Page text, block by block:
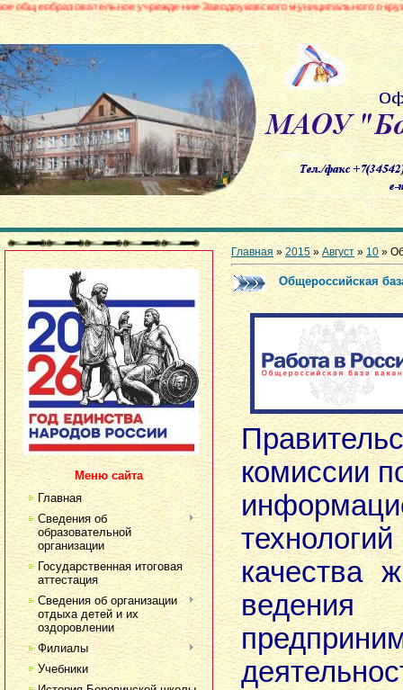
учреждение Заводоуковского муниципального округа
Меню сайта
Главная
Сведения об
образовательной
организации
Государственная итоговая
аттестация
Сведения об организации
отдыха детей и их
оздоровлении
Филиалы
Учебники
Главная »2015 » Август » 10 »
Общероссийская
комиссии
качества
ведения